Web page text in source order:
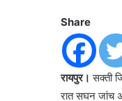
Share
रायपुर। सक्ती
रात सघन जांच